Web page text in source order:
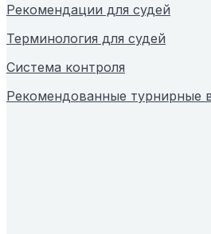
Рекомендации для судей
Терминология для судей
Система контроля
Рекомендованные турнирные